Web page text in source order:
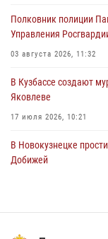
05 августа 2026, 07:45
Полковник полиции
Управления
03 августа 2026, 11:32
В Кузбассе создают
Яковлеве
17 июля 2026, 10:21
В Новокузнецке
Добижей